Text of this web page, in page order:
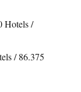
Hotels /
/ 86.375